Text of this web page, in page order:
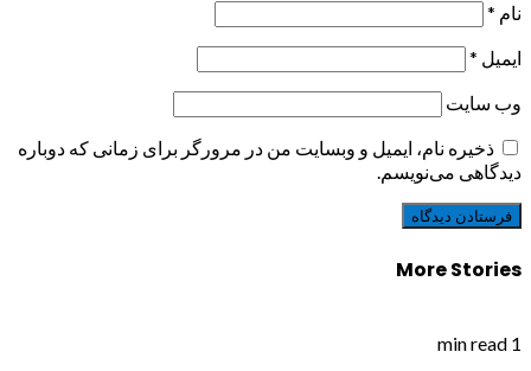
نام *
ایمیل *
وب‌ سایت
ذخیره نام، ایمیل و وبسایت من در مرورگر برای زمانی که دوباره
دیدگاهی می‌نویسم.
More Stories
1 min read